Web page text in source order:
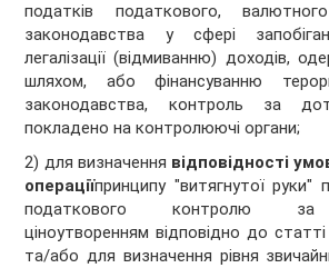
податків податкового,
законодавства у сфері
легалізації (відмиванню) доходів,
шляхом, або фінансуванню
законодавства, контроль за
покладено на контролюючі органи;
2) для визначення відповідності
операціїпринципу "витягнутої руки"
податкового контролю за
ціноутворенням відповідно до
та/або для визначення рівня